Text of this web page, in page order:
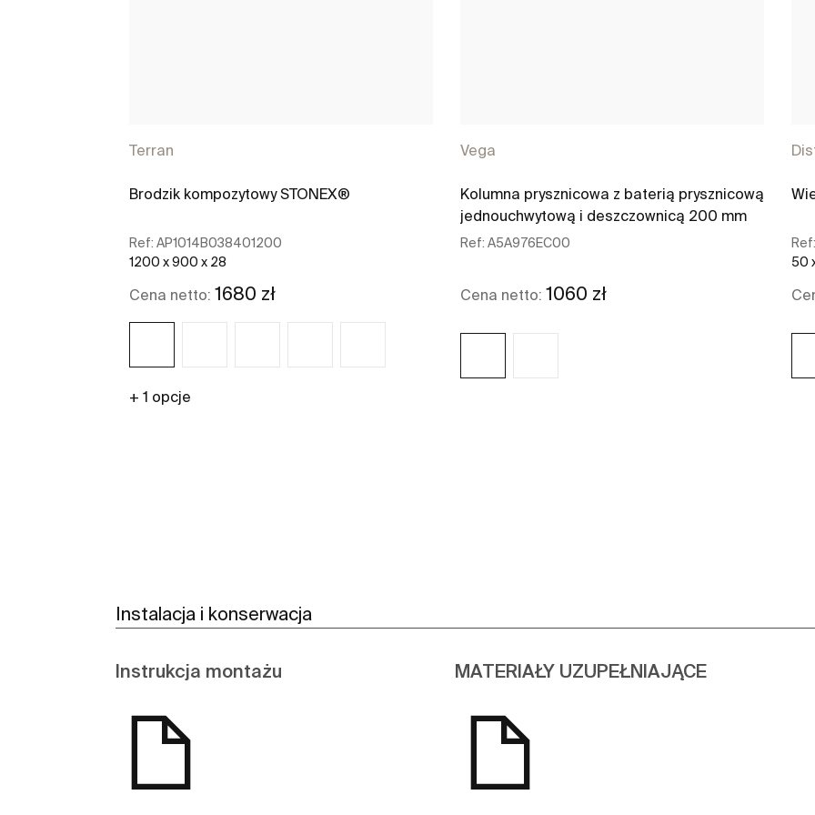
Terran
Brodzik kompozytowy STONEX®
Ref: AP1014B038401200
1200 x 900 x 28
Cena netto: 1680 zł
+ 1 opcje
Vega
Kolumna prysznicowa z baterią prysznicową
jednouchwytową i deszczownicą 200 mm
Ref: A5A976EC00
Cena netto: 1060 zł
Ref:
50
Instalacja i konserwacja
Instrukcja montażu MATERIAŁY UZUPEŁNIAJĄCE